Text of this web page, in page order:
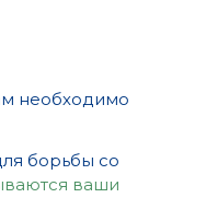
необходимо
борьбы со
ваши